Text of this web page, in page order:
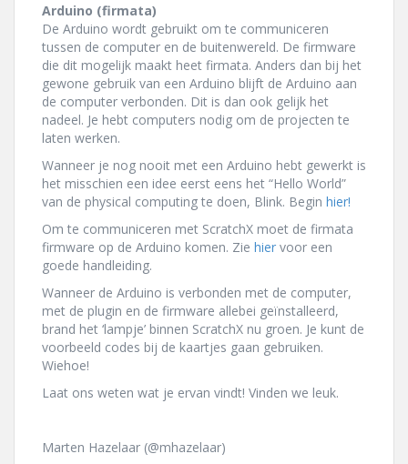
Arduino (firmata)
De Arduino wordt gebruikt om te communiceren
tussen de computer en de buitenwereld. De firmware
die dit mogelijk maakt heet firmata. Anders dan bij het
gewone gebruik van een Arduino blijft de Arduino aan
de computer verbonden. Dit is dan ook gelijk het
nadeel. Je hebt computers nodig om de projecten te
laten werken.
Wanneer je nog nooit met een Arduino hebt gewerkt is
het misschien een idee eerst eens het “Hello World”
van de physical computing te doen, Blink. Begin hier!
Om te communiceren met ScratchX moet de firmata
firmware op de Arduino komen. Zie hier voor een
goede handleiding.
Wanneer de Arduino is verbonden met de computer,
met de plugin en de firmware allebei geïnstalleerd,
brand het ‘lampje’ binnen ScratchX nu groen. Je kunt de
voorbeeld codes bij de kaartjes gaan gebruiken.
Wiehoe!
Laat ons weten wat je ervan vindt! Vinden we leuk.
Marten Hazelaar (@mhazelaar)